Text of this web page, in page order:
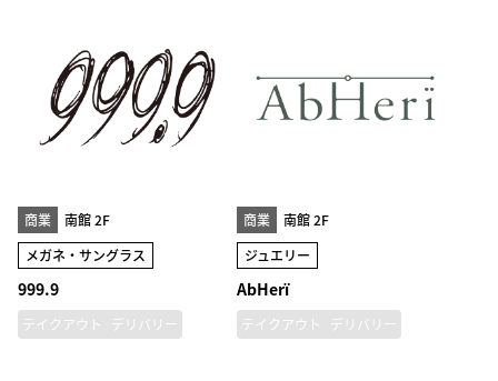
商業
南館 2F
メガネ・サングラス
999.9
テイクアウト デリバリー
商業
南館 2F
ジュエリー
AbHerï
テイクアウト デリバリー